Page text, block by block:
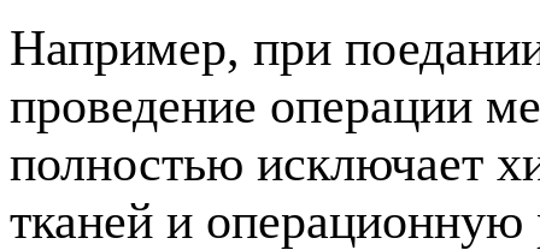
Например, при
проведение операции
полностью исключает
тканей и операционную